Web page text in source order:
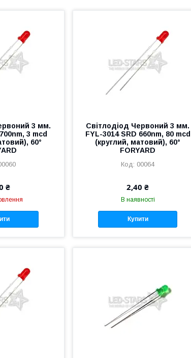
3 мм.
3 mcd
60°
₴
Світлодіод Червоний 3 мм.
FYL-3014 SRD 660nm, 80 mcd
(круглий, матовий), 60°
FORYARD
00064
2,40 ₴
В наявності
Купити